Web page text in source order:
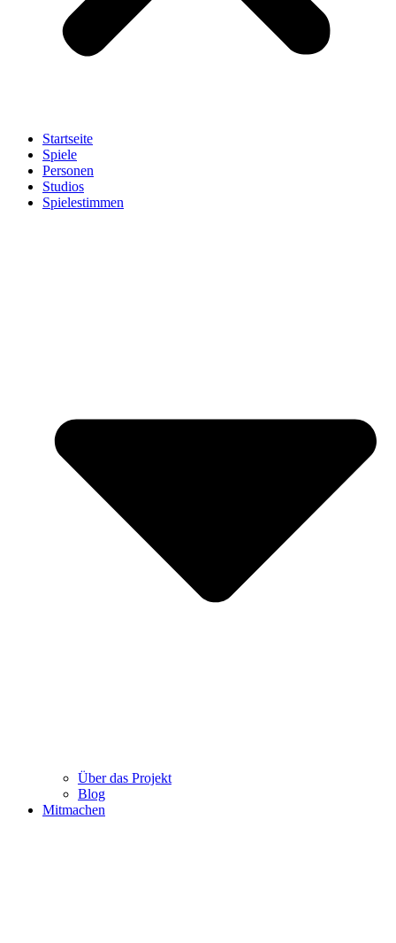
Startseite
Spiele
Personen
Studios
Spielestimmen
Über das Projekt
Blog
Mitmachen